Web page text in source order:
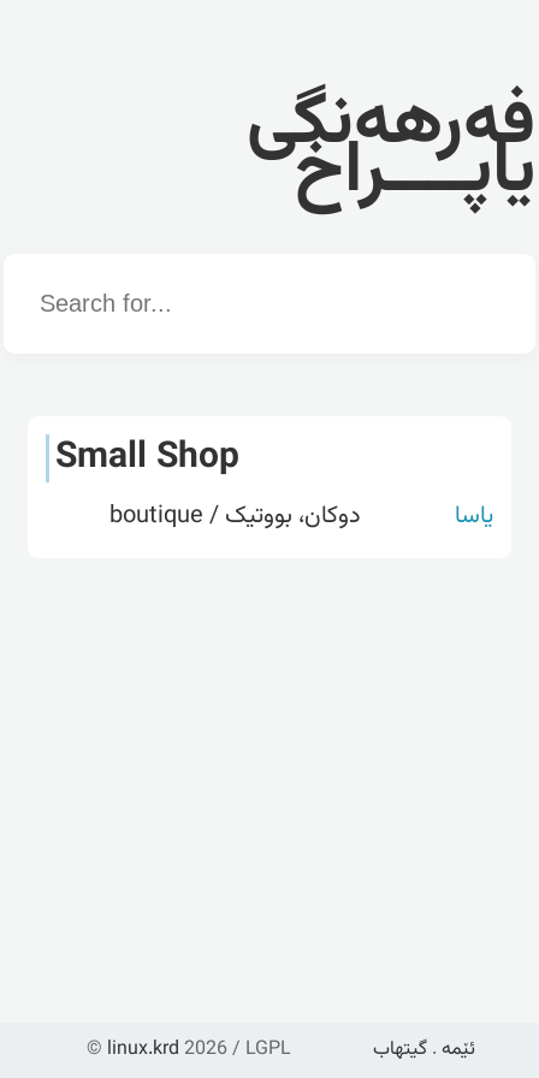
فەرهەنگی
یاپــــراخ
Word
Small Shop
یاسا دوکان، بووتیک / boutique
© linux.krd 2026 / LGPL ئێمە . گیتهاب